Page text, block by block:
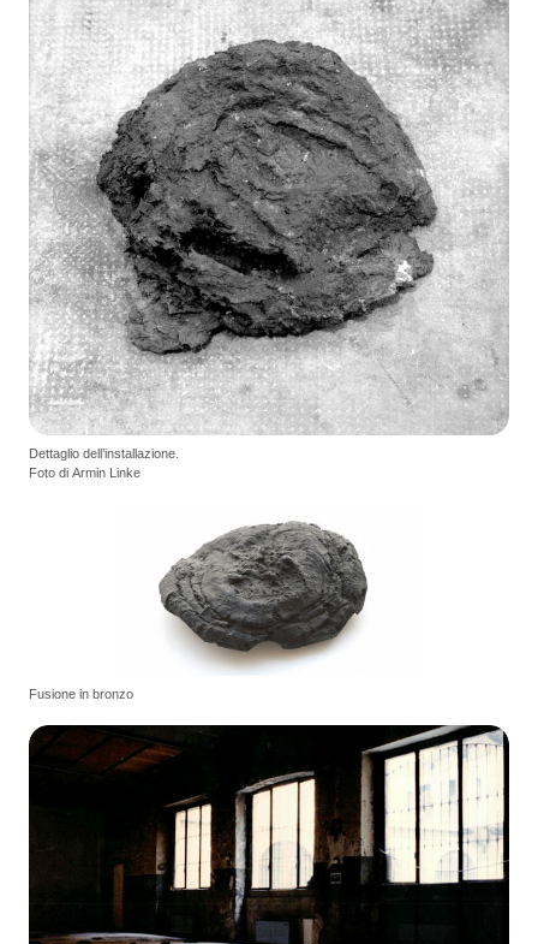
Dettaglio dell’installazione.
Foto di Armin Linke
Fusione in bronzo